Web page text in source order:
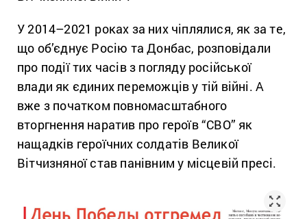
У 2014–2021 роках за них чіплялися, як за те,
що об’єднує Росію та Донбас, розповідали
про події тих часів з погляду російської
влади як єдиних переможців у тій війні. А
вже з початком повномасштабного
вторгнення наратив про героїв “СВО” як
нащадків героїчних солдатів Великої
Вітчизняної став панівним у місцевій пресі.